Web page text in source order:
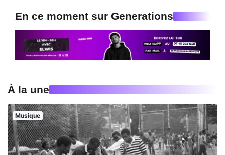
En ce moment sur Generations
À la une
Musique